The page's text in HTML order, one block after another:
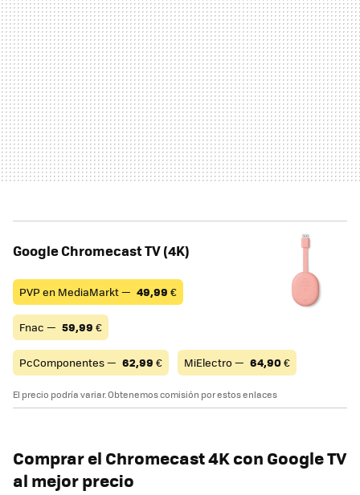
Google Chromecast TV (4K)
PVP en MediaMarkt — 49,99 €
Fnac — 59,99 €
PcComponentes — 62,99 € MiElectro — 64,90€
El precio podría variar. Obtenemos comisión por estos enlaces
Comprar el Chromecast 4K con Google TV
al mejor precio